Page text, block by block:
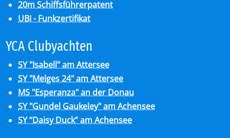
20m Schiffsführerpatent
UBI - Funkzertifikat
YCA Club­y­ach­ten
SY "Isabell" am Attersee
SY "Melges 24" am Attersee
MS "Esperanza" an der Donau
SY "Gundel Gaukeley" am Achensee
SY “Daisy Duck” am Achensee